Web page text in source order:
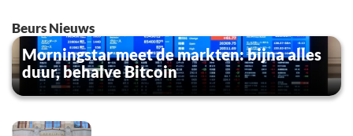
Beurs Nieuws
Morningstar meet de markten: bijna alles
duur, behalve Bitcoin